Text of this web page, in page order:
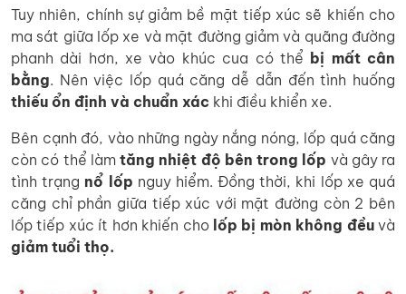
Tuy nhiên, chính sự giảm bề mặt tiếp xúc sẽ khiến cho
ma sát giữa lốp xe và mặt đường giảm và quãng đường
phanh dài hơn, xe vào khúc cua có thể bị mất cân
bằng. Nên việc lốp quá căng dễ dẫn đến tình huống
thiếu ổn định và chuẩn xác khi điều khiển xe.
Bên cạnh đó, vào những ngày nắng nóng, lốp quá căng
còn có thể làm tăng nhiệt độ bên trong lốp và gây ra
tình trạng nổ lốp nguy hiểm. Đồng thời, khi lốp xe quá
căng chỉ phần giữa tiếp xúc với mặt đường còn 2 bên
lốp tiếp xúc ít hơn khiến cho lốp bị mòn không đềuvà
giảm tuổi thọ.